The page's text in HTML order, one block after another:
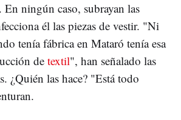
En ningún caso, subrayan las
él las piezas de vestir. "Ni
tenía fábrica en Mataró tenía esa
detextil", han señalado las
¿Quién las hace? "Está todo